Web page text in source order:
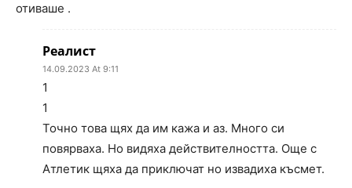
отиваше .
Реалист
14.09.2023 At 9:11
1
1
Точно това щях да им кажа и аз. Много си
повярваха. Но видяха действителността. Още с
Атлетик щяха да приключат но извадиха късмет.